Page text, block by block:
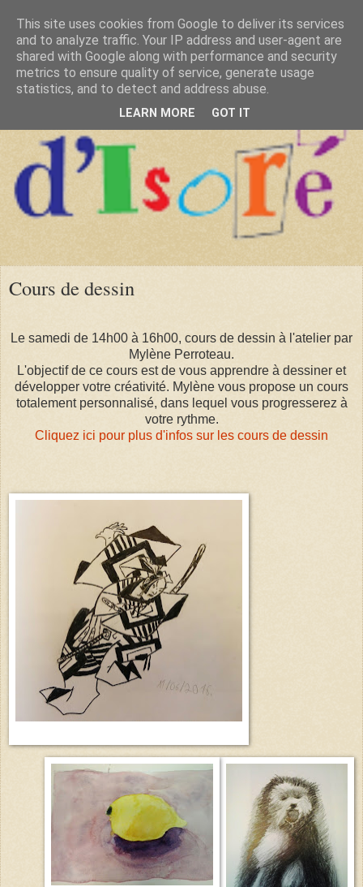
Cours de dessin
Le samedi de 14h00 à 16h00, cours de dessin à l'atelier par
Mylène Perroteau.
L'objectif de ce cours est de vous apprendre à dessiner et
développer votre créativité. Mylène vous propose un cours
totalement personnalisé, dans lequel vous progresserez à
votre rythme.
Cliquez ici pour plus d'infos sur les cours de dessin
This site uses cookies from Google to deliver its services
and to analyze traffic. Your IP address and user-agent are
shared with Google along with performance and security
metrics to ensure quality of service, generate usage
statistics, and to detect and address abuse.
LEARN MORE GOT IT